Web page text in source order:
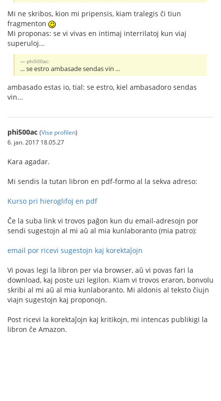
Mi ne skribos, kion mi pripensis, kiam tralegis ĉi tiun
fragmenton
Mi proponas: se vi vivas en intimaj interrilatoj kun viaj
superuloj...
phi500ac:
... se estro ambasade sendas vin ...
ambasado estas io, tial: se estro, kiel ambasadoro sendas
vin...
phi500ac (Vise profilen)
6. jan. 2017 18.05.27
Kara agadar.
Mi sendis la tutan libron en pdf-formo al la sekva adreso:
Kurso pri hieroglifoj en pdf
Ĉe la suba link vi trovos paĝon kun du email-adresojn por
sendi sugestojn al mi aŭ al mia kunlaboranto (mia patro):
email por ricevi sugestojn kaj korektaĵojn
Vi povas legi la libron per via browser, aŭ vi povas fari la
download, kaj poste uzi legilon. Kiam vi trovos eraron, bonvolu
skribi al mi aŭ al mia kunlaboranto. Mi aldonis al teksto ĉiujn
viajn sugestojn kaj proponojn.
Post ricevi la korektaĵojn kaj kritikojn, mi intencas publikigi la
libron ĉe Amazon.